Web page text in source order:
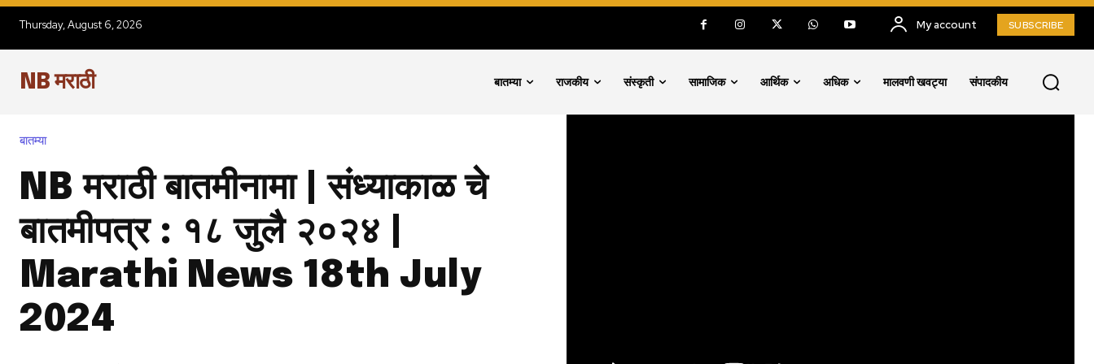
Thursday, August 6, 2026 My account SUBSCRIBE
NB मराठी बातम्या राजकीय संस्कृती सामाजिक आर्थिक अधिक मालवणी खवट्या संपादकीय
बातम्या
NB मराठी बातमीनामा | संध्याकाळ चे
बातमीपत्र : १८ जुलै २०२४ |
Marathi News 18th July
2024